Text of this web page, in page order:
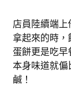
店員陸續端
拿起來的時，
蛋餅更是吃早
本身味道就
鹹！